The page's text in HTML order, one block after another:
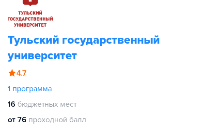
Тульский государственный
университет
4.7
1 программа
16 бюджетных мест
от 76 проходной балл